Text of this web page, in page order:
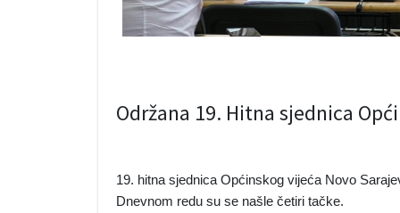
Održana 19. Hitna sjednica
19. hitna sjednica Općinskog vijeća Novo
Dnevnom redu su se našle četiri tačke.